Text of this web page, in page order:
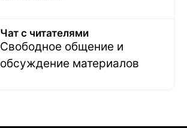
Чат с читателями
Свободное общение и
обсуждение материалов